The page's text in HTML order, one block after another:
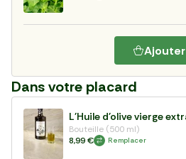
Ajouter
Dans votre placard
Bouteille (500 ml)
8,99 €
Remplacer